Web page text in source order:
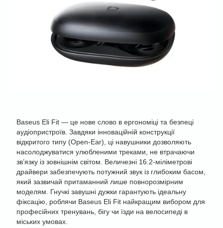
Baseus Eli Fit — це нове слово в ергономіці та безпеці
аудіопристроїв. Завдяки інноваційній конструкції
відкритого типу (Open-Ear), ці навушники дозволяють
насолоджуватися улюбленими треками, не втрачаючи
зв’язку із зовнішнім світом. Величезні 16.2-міліметрові
драйвери забезпечують потужний звук із глибоким басом,
який зазвичай притаманний лише повнорозмірним
моделям. Гнучкі завушні дужки гарантують ідеальну
фіксацію, роблячи Baseus Eli Fit найкращим вибором для
професійних тренувань, бігу чи їзди на велосипеді в
міських умовах.